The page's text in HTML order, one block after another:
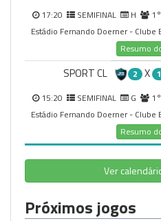
17:20 SEMIFINAL H
Estádio Fernando Doerner -
Resumo
SPORT CL 2 X 1
15:20 SEMIFINAL G
Estádio Fernando Doerner -
Resumo
Ver
Próximos jogos